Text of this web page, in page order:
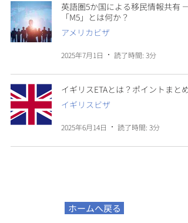
英語圏5か国による移民情報共有 ―
「M5」とは何か？
アメリカビザ
2025年7月1日 読了時間: 3分
イギリスETAとは？ポイントまとめ
イギリスビザ
2025年6月14日 読了時間: 3分
ホームへ戻る